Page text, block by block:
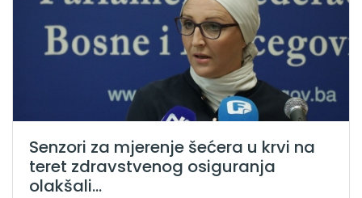
Senzori za mjerenje šećera u krvi na
teret zdravstvenog osiguranja
olakšali...